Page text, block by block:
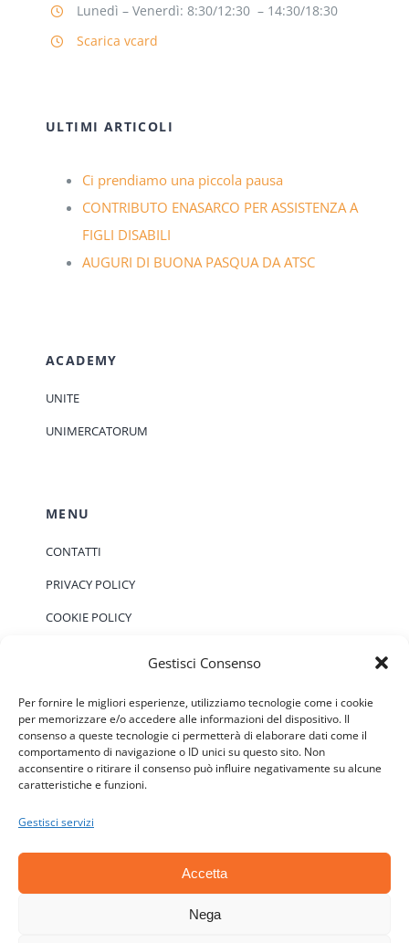
Gestisci Consenso
Per fornire le migliori esperienze, utilizziamo tecnologie come i cookie
per memorizzare e/o accedere alle informazioni del dispositivo. Il
consenso a queste tecnologie ci permetterà di elaborare dati come il
comportamento di navigazione o ID unici su questo sito. Non
acconsentire o ritirare il consenso può influire negativamente su alcune
caratteristiche e funzioni.
Gestisci servizi
Accetta
Nega
Lunedì – Venerdì: 8:30/12:30 – 14:30/18:30
Scarica vcard
ULTIMI ARTICOLI
Ci prendiamo una piccola pausa
CONTRIBUTO ENASARCO PER ASSISTENZA A
FIGLI DISABILI
AUGURI DI BUONA PASQUA DA ATSC
ACADEMY
UNITE
UNIMERCATORUM
MENU
CONTATTI
PRIVACY POLICY
COOKIE POLICY
EVENTI
Notice
Non ci sono eventi previsti.
© Copyright 2006 - 2026 | ATSC - Agenti Teramo
Senza Confini - P.IVA: 01646590677 - CF: